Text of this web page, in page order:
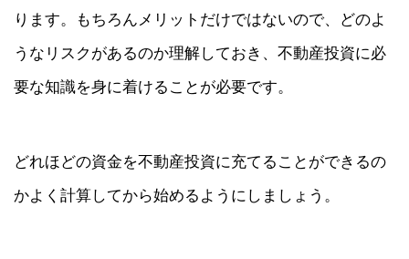
ります。もちろんメリットだけではないので、どのよ
うなリスクがあるのか理解しておき、不動産投資に必
要な知識を身に着けることが必要です。
どれほどの資金を不動産投資に充てることができるの
かよく計算してから始めるようにしましょう。